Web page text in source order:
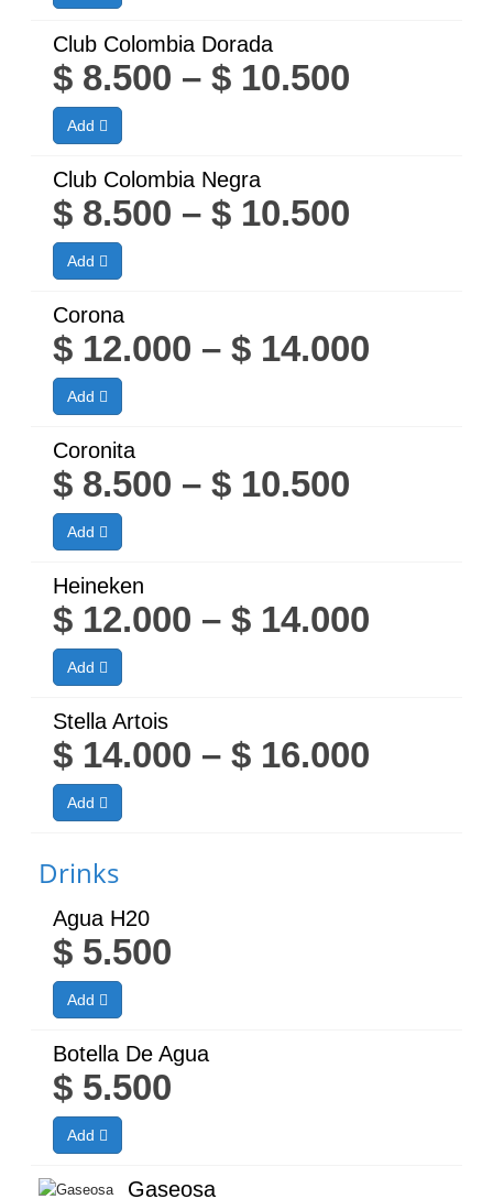
$ 8.500
Club Colombia Dorada
$ 8.500 – $ 10.500
Add
Club Colombia Negra
$ 8.500 – $ 10.500
$ 10.500
Add
Corona
$ 12.000 – $ 14.000
Add
Coronita
$ 8.500 – $ 10.500
$ 10.500
Add
Heineken
$ 12.000 – $ 14.000
Add
Stella Artois
$ 14.000 – $ 16.000
Add
Drinks
Agua H20
$ 5.500
Add
Botella De Agua
$ 5.500
Add
Gaseosa